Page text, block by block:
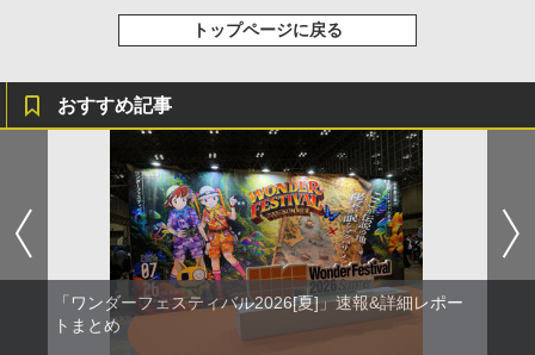
トップページに戻る
おすすめ記事
「ワンダーフェスティバル2026[夏]」速報&詳細レポー
トまとめ